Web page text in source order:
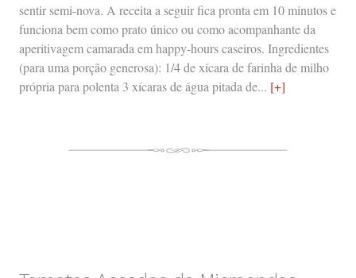
sentir semi-nova. A receita a seguir fica pronta em 10 minutos e
funciona bem como prato único ou como acompanhante da
aperitivagem camarada em happy-hours caseiros. Ingredientes
(para uma porção generosa): 1/4 de xícara de farinha de milho
própria para polenta 3 xícaras de água pitada de... [+]